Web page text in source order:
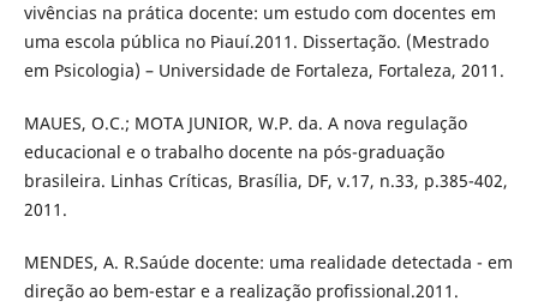
vivências na prática docente: um estudo com docentes em
uma escola pública no Piauí.2011. Dissertação. (Mestrado
em Psicologia) – Universidade de Fortaleza, Fortaleza, 2011.
MAUES, O.C.; MOTA JUNIOR, W.P. da. A nova regulação
educacional e o trabalho docente na pós-graduação
brasileira. Linhas Críticas, Brasília, DF, v.17, n.33, p.385-402,
2011.
MENDES, A. R.Saúde docente: uma realidade detectada - em
direção ao bem-estar e a realização profissional.2011.